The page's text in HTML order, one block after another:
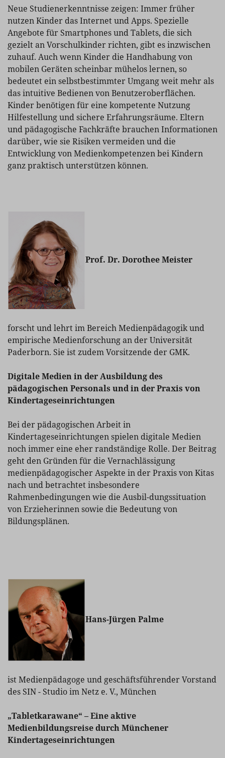
Neue Studienerkenntnisse zeigen: Immer früher
nutzen Kinder das Internet und Apps. Spezielle
Angebote für Smartphones und Tablets, die sich
gezielt an Vorschulkinder richten, gibt es inzwischen
zuhauf. Auch wenn Kinder die Handhabung von
mobilen Geräten scheinbar mühelos lernen, so
bedeutet ein selbstbestimmter Umgang weit mehr als
das intuitive Bedienen von Benutzeroberflächen.
Kinder benötigen für eine kompetente Nutzung
Hilfestellung und sichere Erfahrungsräume. Eltern
und pädagogische Fachkräfte brauchen Informationen
darüber, wie sie Risiken vermeiden und die
Entwicklung von Medienkompetenzen bei Kindern
ganz praktisch unterstützen können.
Prof. Dr. Dorothee Meister
forscht und lehrt im Bereich Medienpädagogik und
empirische Medienforschung an der Universität
Paderborn. Sie ist zudem Vorsitzende der GMK.
Digitale Medien in der Ausbildung des
pädagogischen Personals und in der Praxis von
Kindertageseinrichtungen
Bei der pädagogischen Arbeit in
Kindertageseinrichtungen spielen digitale Medien
noch immer eine eher randständige Rolle. Der Beitrag
geht den Gründen für die Vernachlässigung
medienpädagogischer Aspekte in der Praxis von Kitas
nach und betrachtet insbesondere
Rahmenbedingungen wie die Ausbil-dungssituation
von Erzieherinnen sowie die Bedeutung von
Bildungsplänen.
Hans-Jürgen Palme
ist Medienpädagoge und geschäftsführender Vorstand
des SIN - Studio im Netz e. V., München
„Tabletkarawane“ – Eine aktive
Medienbildungsreise durch Münchener
Kindertageseinrichtungen